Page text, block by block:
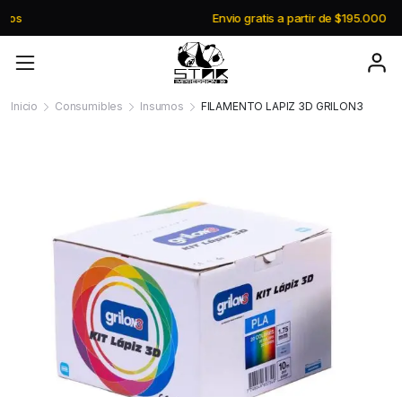
Envio gratis a partir de $195.000
Inicio Consumibles Insumos FILAMENTO LAPIZ 3D GRILON3